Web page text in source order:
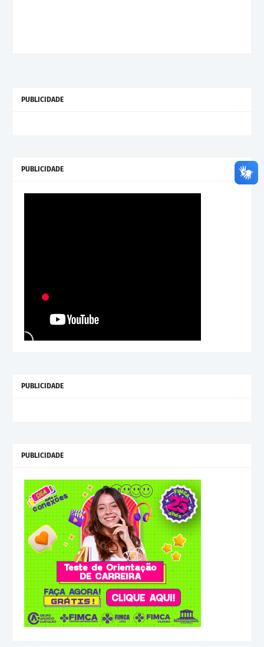
PUBLICIDADE
PUBLICIDADE
PUBLICIDADE
PUBLICIDADE